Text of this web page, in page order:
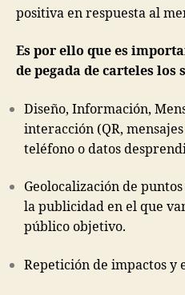
positiva en respuesta al
Es por ello que es
de pegada de carteles los
Diseño, Información,
interacción (QR,
teléfono o datos
Geolocalización de
la publicidad en el que
público objetivo.
Repetición de impactos y